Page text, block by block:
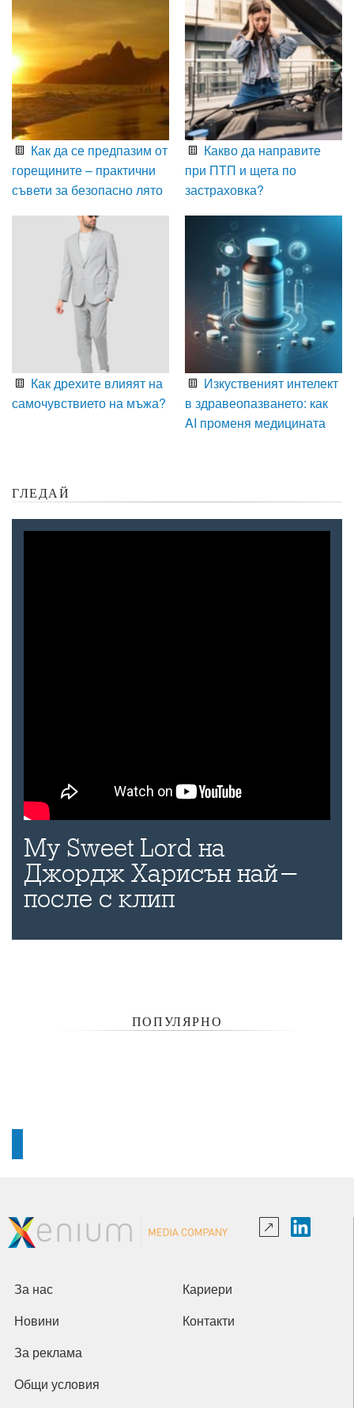
Как да се предпазим от
горещините – практични
съвети за безопасно лято
Какво да направите
при ПТП и щета по
застраховка?
Как дрехите влияят на
самочувствието на мъжа?
Изкуственият интелект
в здравеопазването: как
AI променя медицината
ГЛЕДАЙ
My Sweet Lord на
Джордж Харисън най-
после с клип
ПОПУЛЯРНО
За нас Кариери
Новини Контакти
За реклама
Общи условия